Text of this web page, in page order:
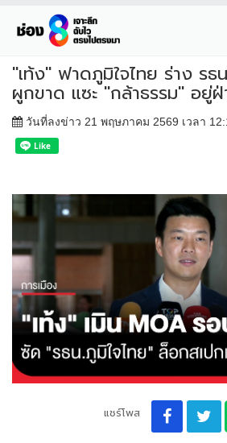
"เท้ง" ฟาดภูมิใจไทย ร่าง รธ
ผูกขาด แซะ "กล้าธรรม" อยู่ฝ่
วันที่ลงข่าว 21 พฤษภาคม 2569 เวลา
แชร์โพส